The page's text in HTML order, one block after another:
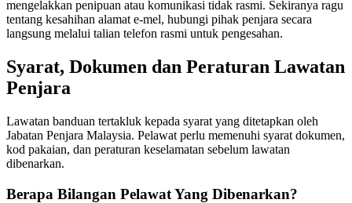
mengelakkan penipuan atau komunikasi tidak rasmi. Sekiranya ragu
tentang kesahihan alamat e-mel, hubungi pihak penjara secara
langsung melalui talian telefon rasmi untuk pengesahan.
Syarat, Dokumen dan Peraturan Lawatan
Penjara
Lawatan banduan tertakluk kepada syarat yang ditetapkan oleh
Jabatan Penjara Malaysia. Pelawat perlu memenuhi syarat dokumen,
kod pakaian, dan peraturan keselamatan sebelum lawatan
dibenarkan.
Berapa Bilangan Pelawat Yang Dibenarkan?